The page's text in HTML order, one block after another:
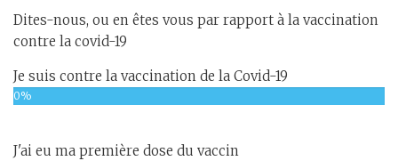
Dites-nous, ou en êtes vous par rapport à la vaccination
contre la covid-19
Je suis contre la vaccination de la Covid-19
0%
J'ai eu ma première dose du vaccin